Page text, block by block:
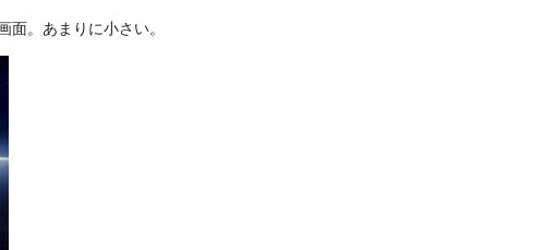
。あまりに小さい。